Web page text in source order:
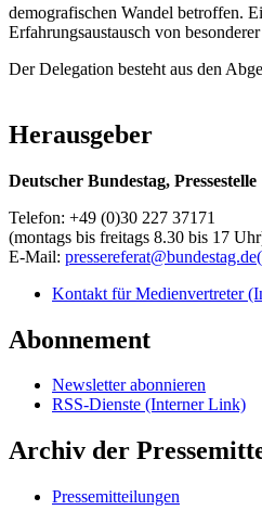
demografischen Wandel betroffen.
Erfahrungsaustausch von
Der Delegation besteht aus den
Herausgeber
Deutscher Bundestag, Pressestelle
Telefon: +49 (0)30 227 37171
(montags bis freitags 8.30 bis 17
E-Mail: pressereferat@bundestag.de
Kontakt für Medienvertreter
Abonnement
Newsletter abonnieren
RSS-Dienste (Interner Link)
Archiv der
Pressemitteilungen